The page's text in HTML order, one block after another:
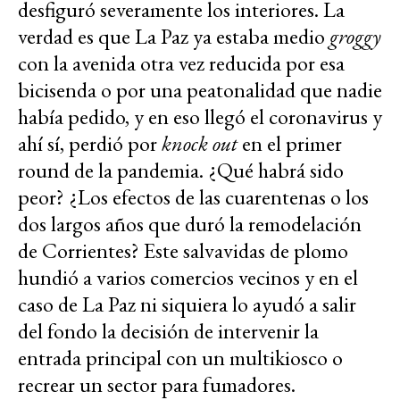
desfiguró severamente los interiores. La
verdad es que La Paz ya estaba medio groggy
con la avenida otra vez reducida por esa
bicisenda o por una peatonalidad que nadie
había pedido, y en eso llegó el coronavirus y
ahí sí, perdió porknock outen el primer
round de la pandemia. ¿Qué habrá sido
peor? ¿Los efectos de las cuarentenas o los
dos largos años que duró la remodelación
de Corrientes? Este salvavidas de plomo
hundió a varios comercios vecinos y en el
caso de La Paz ni siquiera lo ayudó a salir
del fondo la decisión de intervenir la
entrada principal con un multikiosco o
recrear un sector para fumadores.